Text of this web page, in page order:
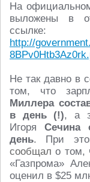
На
выложены в
ссылке:
http://
Не так давно в
том, что
Миллера
в день (!), а
Игоря Сечина
день. При
сообщал о том,
«Газпрома»
оценил в $25